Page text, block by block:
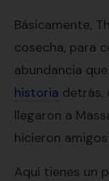
Básicamente,
cosecha, para
abundancia
historia detrás,
llegaron a
hicieron
Aquí tienes un